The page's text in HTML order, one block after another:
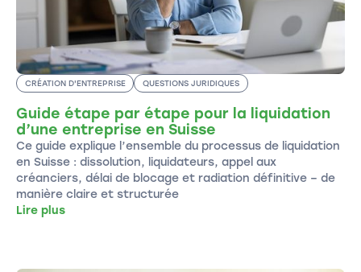
CRÉATION D'ENTREPRISE QUESTIONS JURIDIQUES
Guide étape par étape pour la liquidation
d’une entreprise en Suisse
Ce guide explique l’ensemble du processus de liquidation
en Suisse : dissolution, liquidateurs, appel aux
créanciers, délai de blocage et radiation définitive – de
manière claire et structurée
Lire plus